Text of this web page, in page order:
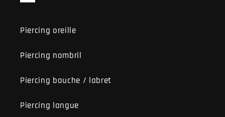
Piercing oreille
Piercing nombril
Piercing bouche / labret
Piercing langue